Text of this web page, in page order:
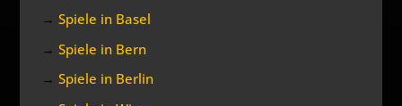
→Spiele in Basel
→Spiele in Bern
→Spiele in Berlin